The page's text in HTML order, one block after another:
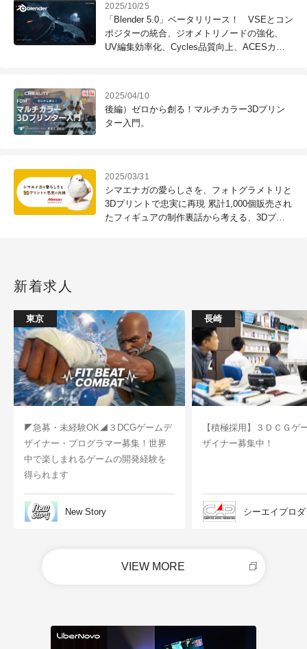
2025/10/25
「Blender 5.0」ベータリリース！ VSEとコン
ポジターの統合、ジオメトリノードの強化、
UV編集効率化、Cycles品質向上、ACESカラ
2025/04/10
後編）ゼロから創る！マルチカラー3Dプリン
ター入門。
2025/03/31
シマエナガの愛らしさを、フォトグラメトリと
3Dプリントで忠実に再現 累計1,000個販売され
たフィギュアの制作裏話から考える、3Dプリ
新着求人
東京
◤急募・未経験OK◢３DCGゲームデ
ザイナー・プログラマー募集！世界
中で楽しまれるゲームの開発経験を
得られます
New Story
長崎
【積極採用】３ＤＣＧゲ
ザイナー募集中！
シーエイプロ
VIEW MORE